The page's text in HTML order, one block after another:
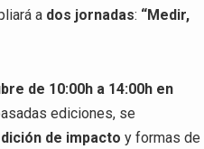
a dos jornadas: “Medir,
de 10:00h a 14:00h en
ediciones, se
de impacto y formas de